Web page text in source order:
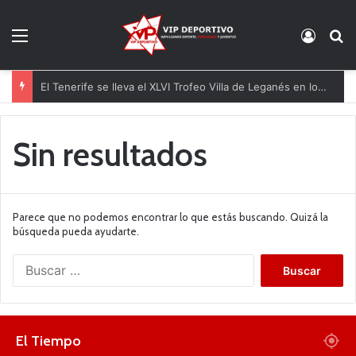
El Tenerife se lleva el XLVI Trofeo Villa de Leganés en los penaltis
Sin resultados
Parece que no podemos encontrar lo que estás buscando. Quizá la
búsqueda pueda ayudarte.
El Tiempo